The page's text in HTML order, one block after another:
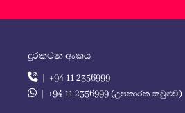
දුරකථන අංකය
| +94 11 2356999
| +94 11 2356999 (උපකාරක කවුළුව)